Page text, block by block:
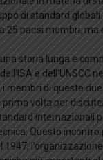
di standard
25 paesi membri,
una storia lunga e
e dell’UNSCC
i membri di queste
volta per
internazionali
Questo incontro
1947,